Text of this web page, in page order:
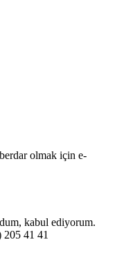
olmak için e-
kabul ediyorum.
205 41 41